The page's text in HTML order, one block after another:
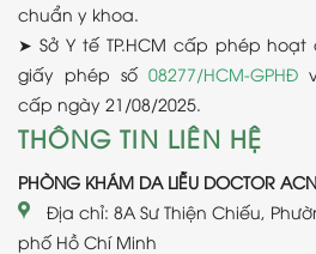
chuẩn y khoa.
➤ Sở Y tế TP.HCM cấp phép
giấy phép số 08277/HCM-GPHĐ
cấp ngày 21/08/2025.
THÔNG TIN LIÊN HỆ
PHÒNG KHÁM DA LIỄU DOCTOR
Địa chỉ: 8A Sư Thiện Chiếu,
phố Hồ Chí Minh